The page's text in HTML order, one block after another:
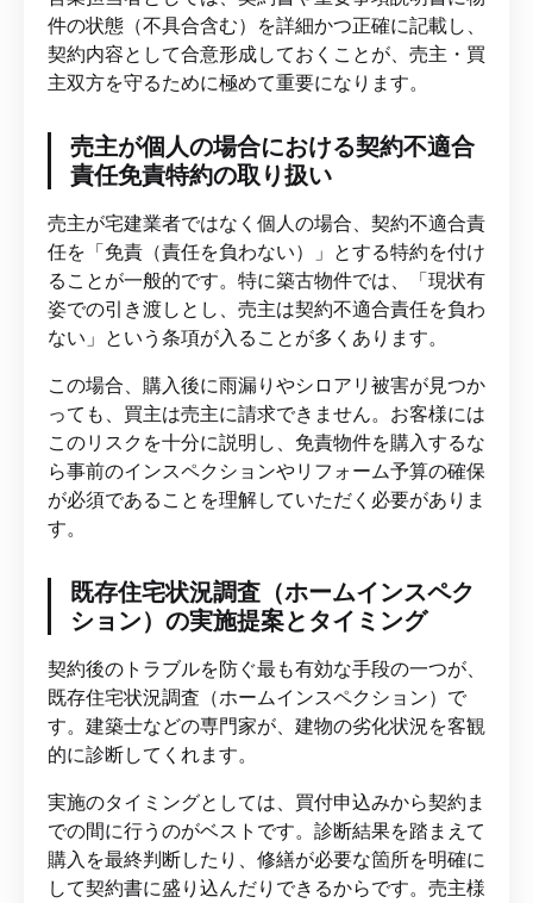
件の状態（不具合含む）を詳細かつ正確に記載し、
契約内容として合意形成しておくことが、売主・買
主双方を守るために極めて重要になります。
売主が個人の場合における契約不適合
責任免責特約の取り扱い
売主が宅建業者ではなく個人の場合、契約不適合責
任を「免責（責任を負わない）」とする特約を付け
ることが一般的です。特に築古物件では、「現状有
姿での引き渡しとし、売主は契約不適合責任を負わ
ない」という条項が入ることが多くあります。
この場合、購入後に雨漏りやシロアリ被害が見つか
っても、買主は売主に請求できません。お客様には
このリスクを十分に説明し、免責物件を購入するな
ら事前のインスペクションやリフォーム予算の確保
が必須であることを理解していただく必要がありま
す。
既存住宅状況調査（ホームインスペク
ション）の実施提案とタイミング
契約後のトラブルを防ぐ最も有効な手段の一つが、
既存住宅状況調査（ホームインスペクション）で
す。建築士などの専門家が、建物の劣化状況を客観
的に診断してくれます。
実施のタイミングとしては、買付申込みから契約ま
での間に行うのがベストです。診断結果を踏まえて
購入を最終判断したり、修繕が必要な箇所を明確に
して契約書に盛り込んだりできるからです。売主様